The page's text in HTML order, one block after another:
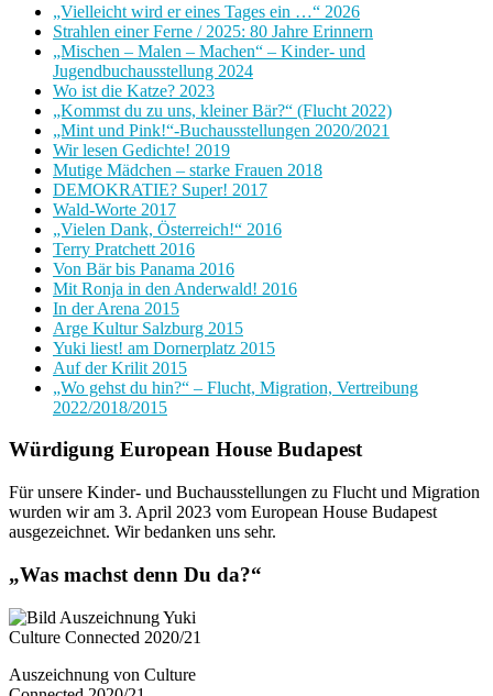
„Vielleicht wird er eines Tages ein …“ 2026
Strahlen einer Ferne / 2025: 80 Jahre Erinnern
„Mischen – Malen – Machen“ – Kinder- und
Jugendbuchausstellung 2024
Wo ist die Katze? 2023
„Kommst du zu uns, kleiner Bär?“ (Flucht 2022)
„Mint und Pink!“-Buchausstellungen 2020/2021
Wir lesen Gedichte! 2019
Mutige Mädchen – starke Frauen 2018
DEMOKRATIE? Super! 2017
Wald-Worte 2017
„Vielen Dank, Österreich!“ 2016
Terry Pratchett 2016
Von Bär bis Panama 2016
Mit Ronja in den Anderwald! 2016
In der Arena 2015
Arge Kultur Salzburg 2015
Yuki liest! am Dornerplatz 2015
Auf der Krilit 2015
„Wo gehst du hin?“ – Flucht, Migration, Vertreibung
2022/2018/2015
Würdigung European House Budapest
Für unsere Kinder- und Buchausstellungen zu Flucht und Migration
wurden wir am 3. April 2023 vom European House Budapest
ausgezeichnet. Wir bedanken uns sehr.
„Was machst denn Du da?“
Auszeichnung von Culture